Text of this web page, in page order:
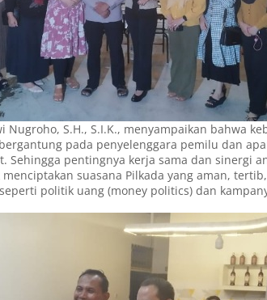
Nugroho, S.H., S.I.K., menyampaikan bahwa
pada penyelenggara pemilu dan
Sehingga pentingnya kerja sama dan sinergi
suasana Pilkada yang aman,
politik uang (money politics) dan